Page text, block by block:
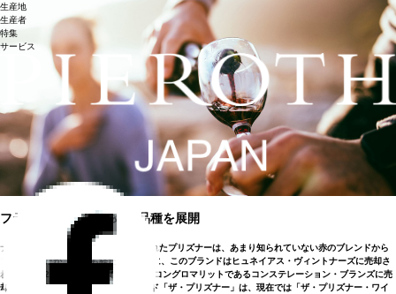
フラッグシップはじめ13品種を展開
ナパ・ヴァレーのラザフォードで生まれたプリズナーは、あまり知られていない赤のブレンドから
始まりましたが、10年も経たないうちに、このブランドはヒュネイアス・ヴィントナーズに売却さ
れました。2016年には、再び大手飲料コングロマリットであるコンステレーション・ブランズに売
却されました。前述の赤ワインブレンド「ザ・プリズナー」は、現在では「ザ・プリズナー・ワイ
生産地
生産者
特集
サービス